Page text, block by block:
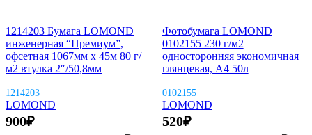
1214203 Бумага LOMOND
инженерная “Премиум”,
офсетная 1067мм х 45м 80 г/
м2 втулка 2″/50,8мм
1214203
LOMOND
900₽
Фотобумага LOMOND
0102155 230 г/м2
односторонняя экономичная
глянцевая, А4 50л
0102155
LOMOND
520₽